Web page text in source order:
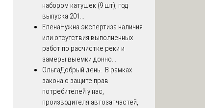
набором катушек (9 шт), год
выпуска 201...
ЕленаНужна экспертиза наличия
или отсутствия выполненных
работ по расчистке реки и
замеры выемки донно...
ОльгаДобрый день. В рамках
закона о защите прав
потребителей у нас,
производителя автозапчастей,